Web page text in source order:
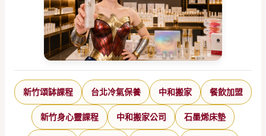
新竹頌缽課程 台北冷氣保養 中和搬家 餐飲加盟
新竹身心靈課程 中和搬家公司 石墨烯床墊